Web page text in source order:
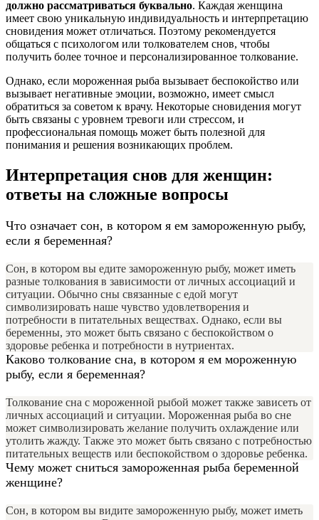
должно рассматриваться буквально. Каждая женщина
имеет свою уникальную индивидуальность и интерпретацию
сновидения может отличаться. Поэтому рекомендуется
общаться с психологом или толкователем снов, чтобы
получить более точное и персонализированное толкование.
Однако, если мороженная рыба вызывает беспокойство или
вызывает негативные эмоции, возможно, имеет смысл
обратиться за советом к врачу. Некоторые сновидения могут
быть связаны с уровнем тревоги или стрессом, и
профессиональная помощь может быть полезной для
понимания и решения возникающих проблем.
Интерпретация снов для женщин:
ответы на сложные вопросы
Что означает сон, в котором я ем замороженную рыбу,
если я беременная?
Сон, в котором вы едите замороженную рыбу, может иметь
разные толкования в зависимости от личных ассоциаций и
ситуации. Обычно сны связанные с едой могут
символизировать наше чувство удовлетворения и
потребности в питательных веществах. Однако, если вы
беременны, это может быть связано с беспокойством о
здоровье ребенка и потребности в нутриентах.
Каково толкование сна, в котором я ем мороженную
рыбу, если я беременная?
Толкование сна с мороженной рыбой может также зависеть от
личных ассоциаций и ситуации. Мороженная рыба во сне
может символизировать желание получить охлаждение или
утолить жажду. Также это может быть связано с потребностью
питательных веществ или беспокойством о здоровье ребенка.
Чему может сниться замороженная рыба беременной
женщине?
Сон, в котором вы видите замороженную рыбу, может иметь